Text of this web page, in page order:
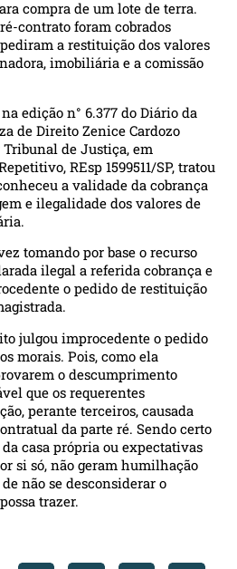
compra de um lote de terra.
contrato foram cobrados
a restituição dos valores
imobiliária e a comissão
edição n° 6.377 do Diário da
de Direito Zenice Cardozo
de Justiça, em
REsp 1599511/SP, tratou
a validade da cobrança
e ilegalidade dos valores de
tomando por base o recurso
ilegal a referida cobrança e
o pedido de restituição
julgou improcedente o pedido
morais. Pois, como ela
o descumprimento
que os requerentes
perante terceiros, causada
da parte ré. Sendo certo
casa própria ou expectativas
si só, não geram humilhação
não se desconsiderar o
trazer.